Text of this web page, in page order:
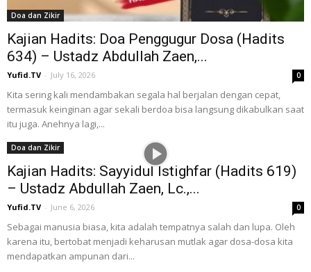
Doa dan Zikir
Kajian Hadits: Doa Penggugur Dosa (Hadits
634) – Ustadz Abdullah Zaen,...
Yufid.TV - July 16, 2026 0
Kita sering kali mendambakan segala hal berjalan dengan cepat,
termasuk keinginan agar sekali berdoa bisa langsung dikabulkan saat
itu juga. Anehnya lagi,...
Doa dan Zikir
Kajian Hadits: Sayyidul Istighfar (Hadits 619)
– Ustadz Abdullah Zaen, Lc.,...
Yufid.TV - June 6, 2026 0
Sebagai manusia biasa, kita adalah tempatnya salah dan lupa. Oleh
karena itu, bertobat menjadi keharusan mutlak agar dosa-dosa kita
mendapatkan ampunan dari...